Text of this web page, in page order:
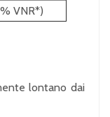
VNR*)
lontano dai